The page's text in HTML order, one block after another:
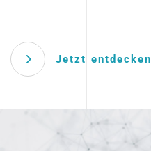
Jetzt entdecken